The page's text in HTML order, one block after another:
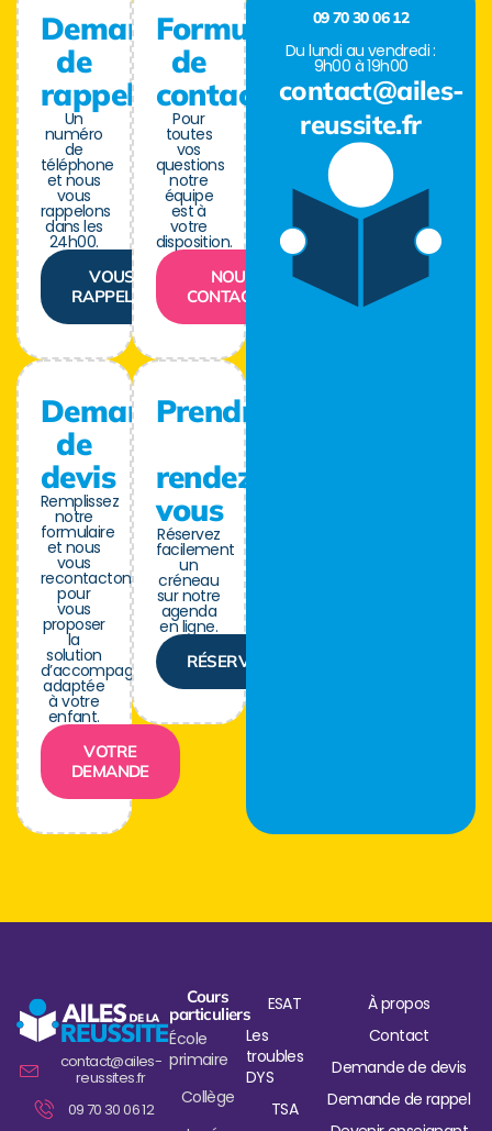
Demande
de
rappel
Un
numéro
de
téléphone
et nous
vous
rappelons
dans les
24h00.
VOUS
RAPPELER
Demande
de
devis
Remplissez
notre
formulaire
et nous
vous
recontactons
pour
vous
proposer
la
solution
d’accompagnement
adaptée
à votre
enfant.
VOTRE
DEMANDE
Formulaire
de
contact
Pour
toutes
vos
questions
notre
équipe
est à
votre
disposition.
NOUS
CONTACTER
Prendre
rendez-
vous
Réservez
facilement
un
créneau
sur notre
agenda
en ligne.
RÉSERVER
09 70 30 06 12
Du lundi au vendredi :
9h00 à 19h00
contact@ailes-
reussite.fr
contact@ailes-
reussites.fr
09 70 30 06 12
Cours
particuliers
École
primaire
Collège
ESAT
Les
troubles
DYS
TSA
À propos
Contact
Demande de devis
Demande de rappel